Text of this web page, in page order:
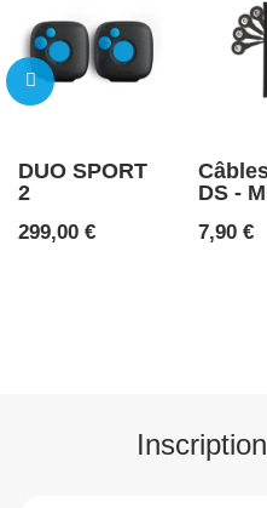
DUO SPORT
2
Prix
299,00 €
DS - M
Prix
7,90 €